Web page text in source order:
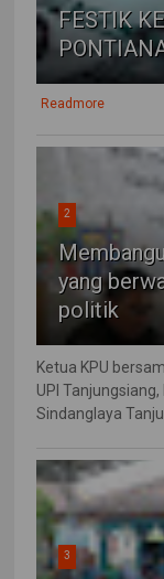
FESTIK
Readmore
2
yang
politik
Ketua KPU
UPI
Sindanglaya
3